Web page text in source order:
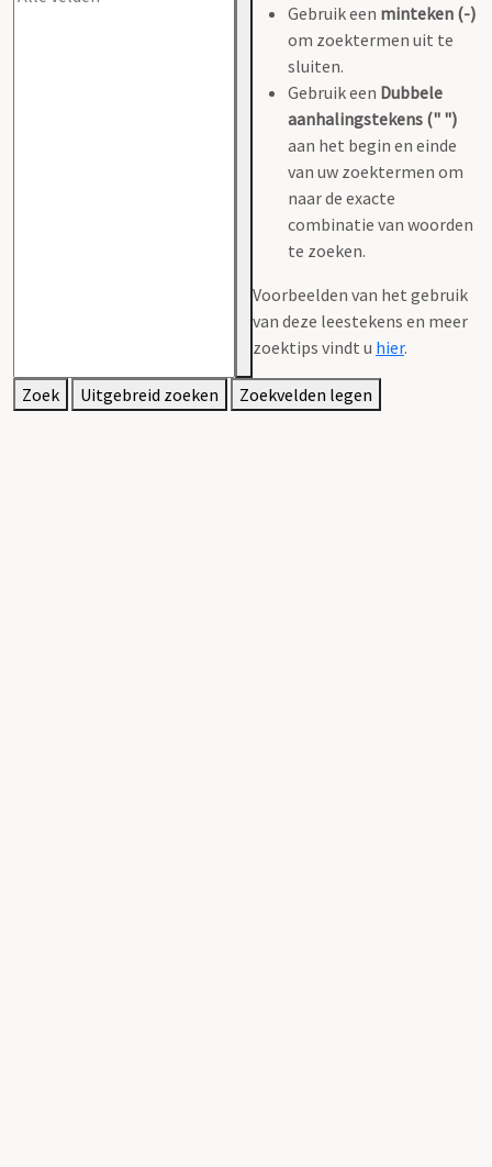
Gebruik een minteken (-)
om zoektermen uit te
sluiten.
Gebruik een Dubbele
aanhalingstekens (" ")
aan het begin en einde
van uw zoektermen om
naar de exacte
combinatie van woorden
te zoeken.
Voorbeelden van het gebruik
van deze leestekens en meer
zoektips vindt u hier.
Zoek Uitgebreid zoeken Zoekvelden legen